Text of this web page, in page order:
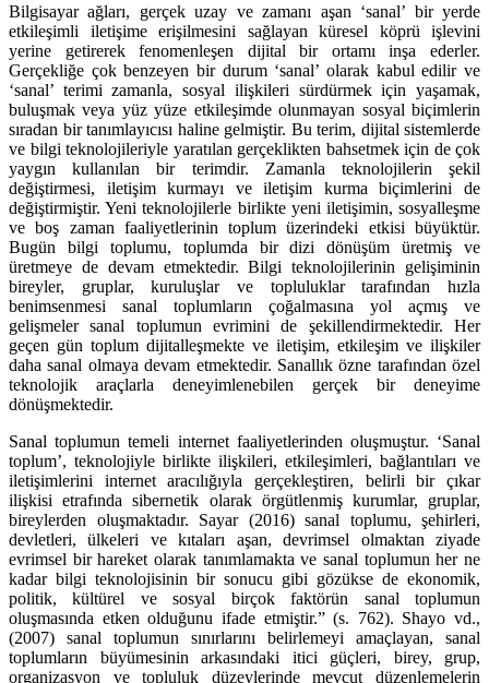
Bilgisayar ağları, gerçek uzay ve zamanı aşan ‘sanal’ bir yerde
etkileşimli iletişime erişilmesini sağlayan küresel köprü işlevini
yerine getirerek fenomenleşen dijital bir ortamı inşa ederler.
Gerçekliğe çok benzeyen bir durum ‘sanal’ olarak kabul edilir ve
‘sanal’ terimi zamanla, sosyal ilişkileri sürdürmek için yaşamak,
buluşmak veya yüz yüze etkileşimde olunmayan sosyal biçimlerin
sıradan bir tanımlayıcısı haline gelmiştir. Bu terim, dijital sistemlerde
ve bilgi teknolojileriyle yaratılan gerçeklikten bahsetmek için de çok
yaygın kullanılan bir terimdir. Zamanla teknolojilerin şekil
değiştirmesi, iletişim kurmayı ve iletişim kurma biçimlerini de
değiştirmiştir. Yeni teknolojilerle birlikte yeni iletişimin, sosyalleşme
ve boş zaman faaliyetlerinin toplum üzerindeki etkisi büyüktür.
Bugün bilgi toplumu, toplumda bir dizi dönüşüm üretmiş ve
üretmeye de devam etmektedir. Bilgi teknolojilerinin gelişiminin
bireyler, gruplar, kuruluşlar ve topluluklar tarafından hızla
benimsenmesi sanal toplumların çoğalmasına yol açmış ve
gelişmeler sanal toplumun evrimini de şekillendirmektedir. Her
geçen gün toplum dijitalleşmekte ve iletişim, etkileşim ve ilişkiler
daha sanal olmaya devam etmektedir. Sanallık özne tarafından özel
teknolojik araçlarla deneyimlenebilen gerçek bir deneyime
dönüşmektedir.
Sanal toplumun temeli internet faaliyetlerinden oluşmuştur. ‘Sanal
toplum’, teknolojiyle birlikte ilişkileri, etkileşimleri, bağlantıları ve
iletişimlerini internet aracılığıyla gerçekleştiren, belirli bir çıkar
ilişkisi etrafında sibernetik olarak örgütlenmiş kurumlar, gruplar,
bireylerden oluşmaktadır. Sayar (2016) sanal toplumu, şehirleri,
devletleri, ülkeleri ve kıtaları aşan, devrimsel olmaktan ziyade
evrimsel bir hareket olarak tanımlamakta ve sanal toplumun her ne
kadar bilgi teknolojisinin bir sonucu gibi gözükse de ekonomik,
politik, kültürel ve sosyal birçok faktörün sanal toplumun
oluşmasında etken olduğunu ifade etmiştir.” (s. 762). Shayo vd.,
(2007) sanal toplumun sınırlarını belirlemeyi amaçlayan, sanal
toplumların büyümesinin arkasındaki itici güçleri, birey, grup,
organizasyon ve topluluk düzeylerinde mevcut düzenlemelerin